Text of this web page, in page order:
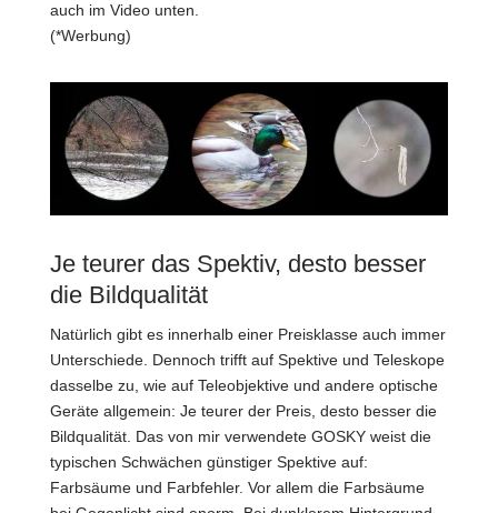
auch im Video unten.
(*Werbung)
Je teurer das Spektiv, desto besser
die Bildqualität
Natürlich gibt es innerhalb einer Preisklasse auch immer
Unterschiede. Dennoch trifft auf Spektive und Teleskope
dasselbe zu, wie auf Teleobjektive und andere optische
Geräte allgemein: Je teurer der Preis, desto besser die
Bildqualität. Das von mir verwendete GOSKY weist die
typischen Schwächen günstiger Spektive auf:
Farbsäume und Farbfehler. Vor allem die Farbsäume